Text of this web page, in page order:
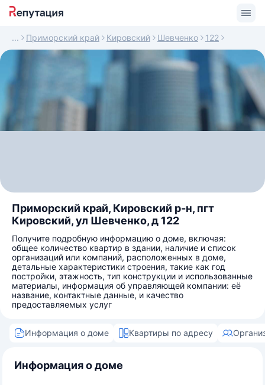
Приморский край Кировский Шевченко 122
Приморский край, Кировский р-н, пгт
Кировский, ул Шевченко, д 122
Получите подробную информацию о доме, включая:
общее количество квартир в здании, наличие и список
организаций или компаний, расположенных в доме,
детальные характеристики строения, такие как год
постройки, этажность, тип конструкции и использованные
материалы, информация об управляющей компании: её
название, контактные данные, и качество
предоставляемых услуг
Информация о доме Квартиры по адресу
Информация о доме